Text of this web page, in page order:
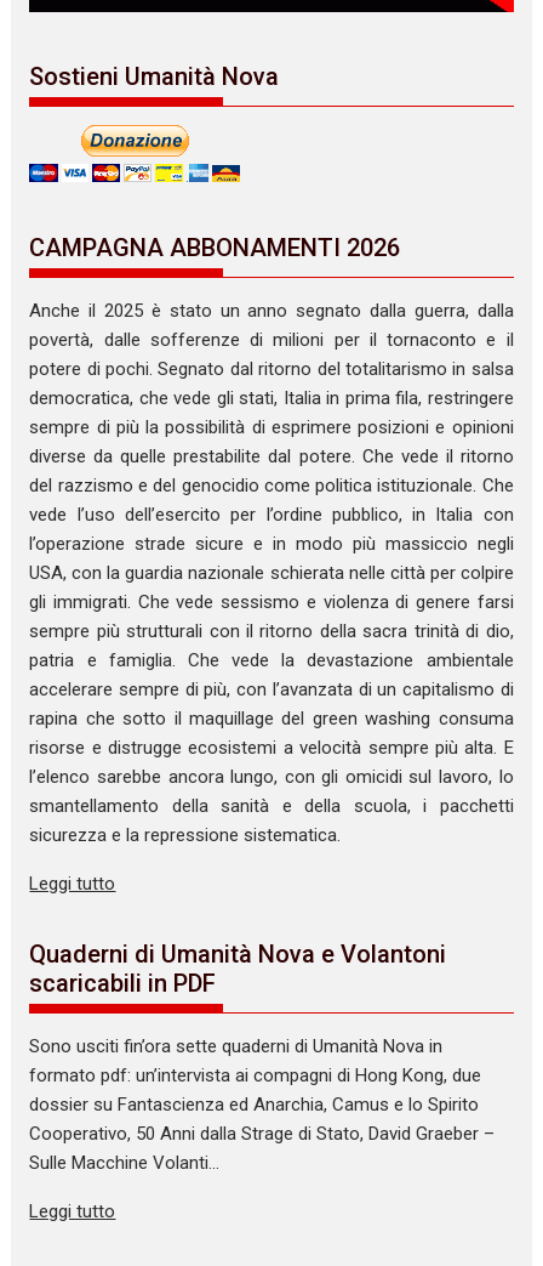
Sostieni Umanità Nova
CAMPAGNA ABBONAMENTI 2026
Anche il 2025 è stato un anno segnato dalla guerra, dalla
povertà, dalle sofferenze di milioni per il tornaconto e il
potere di pochi. Segnato dal ritorno del totalitarismo in salsa
democratica, che vede gli stati, Italia in prima fila, restringere
sempre di più la possibilità di esprimere posizioni e opinioni
diverse da quelle prestabilite dal potere. Che vede il ritorno
del razzismo e del genocidio come politica istituzionale. Che
vede l’uso dell’esercito per l’ordine pubblico, in Italia con
l’operazione strade sicure e in modo più massiccio negli
USA, con la guardia nazionale schierata nelle città per colpire
gli immigrati. Che vede sessismo e violenza di genere farsi
sempre più strutturali con il ritorno della sacra trinità di dio,
patria e famiglia. Che vede la devastazione ambientale
accelerare sempre di più, con l’avanzata di un capitalismo di
rapina che sotto il maquillage del green washing consuma
risorse e distrugge ecosistemi a velocità sempre più alta. E
l’elenco sarebbe ancora lungo, con gli omicidi sul lavoro, lo
smantellamento della sanità e della scuola, i pacchetti
sicurezza e la repressione sistematica.
Leggi tutto
Quaderni di Umanità Nova e Volantoni
scaricabili in PDF
Sono usciti fin’ora sette quaderni di Umanità Nova in
formato pdf: un’intervista ai compagni di Hong Kong, due
dossier su Fantascienza ed Anarchia, Camus e lo Spirito
Cooperativo, 50 Anni dalla Strage di Stato, David Graeber –
Sulle Macchine Volanti…
Leggi tutto